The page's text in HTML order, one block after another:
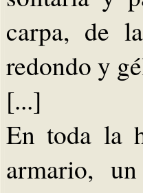
carpa, de
redondo y
[...]
En toda la
armario,